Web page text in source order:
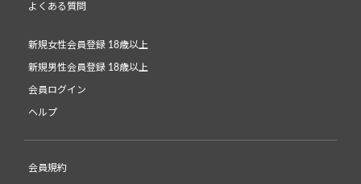
よくある質問
新規女性会員登録 18歳以上
新規男性会員登録 18歳以上
会員ログイン
ヘルプ
会員規約